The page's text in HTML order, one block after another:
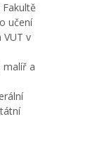
učení
v
malíř a